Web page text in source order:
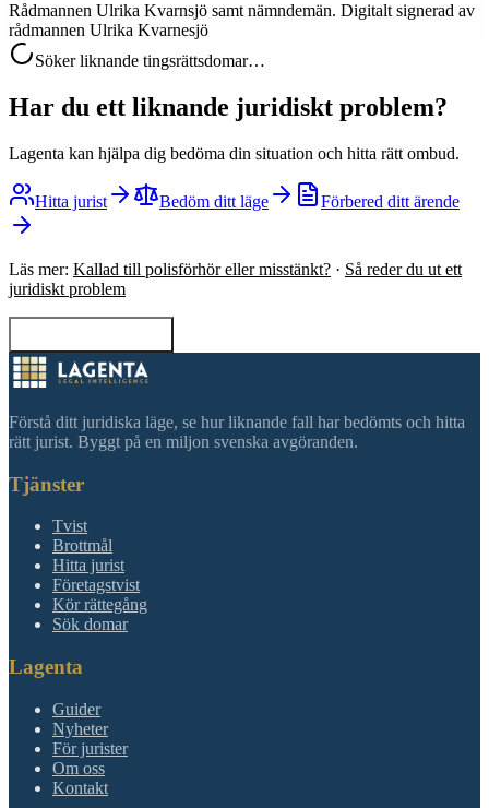
Rådmannen Ulrika Kvarnsjö samt nämndemän. Digitalt signerad av
rådmannen Ulrika Kvarnesjö
Söker liknande tingsrättsdomar…
Har du ett liknande juridiskt problem?
Lagenta kan hjälpa dig bedöma din situation och hitta rätt ombud.
Hitta jurist Bedöm ditt läge Förbered ditt ärende
Läs mer: Kallad till polisförhör eller misstänkt? · Så reder du ut ett
juridiskt problem
Förstå ditt juridiska läge, se hur liknande fall har bedömts och hitta
rätt jurist. Byggt på en miljon svenska avgöranden.
Tjänster
Tvist
Brottmål
Hitta jurist
Företagstvist
Kör rättegång
Sök domar
Lagenta
Guider
Nyheter
För jurister
Om oss
Kontakt